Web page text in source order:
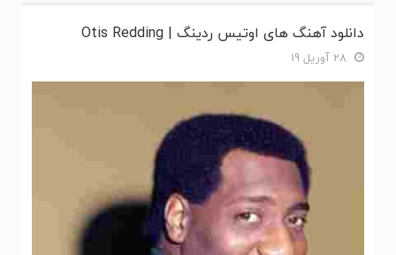
دانلود آهنگ های اوتیس ردینگ | Otis Redding